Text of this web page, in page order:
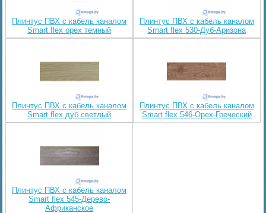
Плинтус ПВХ с кабель каналом
Smart flex орех темный
Плинтус ПВХ с кабель каналом
Smart flex 530-Дуб-Аризона
Плинтус ПВХ с кабель каналом
Smart flex дуб светлый
Плинтус ПВХ с кабель каналом
Smart flex 546-Орех-Греческий
Плинтус ПВХ с кабель каналом
Smart flex 545-Дерево-
Африканское